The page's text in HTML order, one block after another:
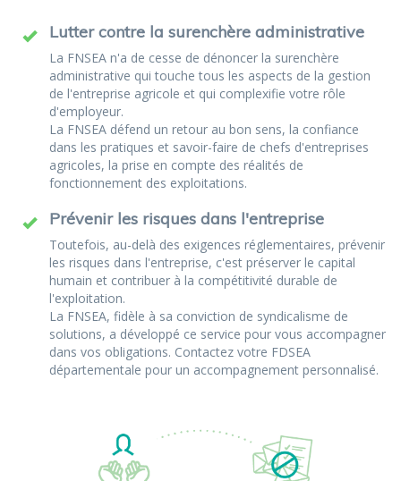
Lutter contre la surenchère administrative
La FNSEA n'a de cesse de dénoncer la surenchère
administrative qui touche tous les aspects de la gestion
de l'entreprise agricole et qui complexifie votre rôle
d'employeur.
La FNSEA défend un retour au bon sens, la confiance
dans les pratiques et savoir-faire de chefs d'entreprises
agricoles, la prise en compte des réalités de
fonctionnement des exploitations.
Prévenir les risques dans l'entreprise
Toutefois, au-delà des exigences réglementaires, prévenir
les risques dans l'entreprise, c'est préserver le capital
humain et contribuer à la compétitivité durable de
l'exploitation.
La FNSEA, fidèle à sa conviction de syndicalisme de
solutions, a développé ce service pour vous accompagner
dans vos obligations. Contactez votre FDSEA
départementale pour un accompagnement personnalisé.